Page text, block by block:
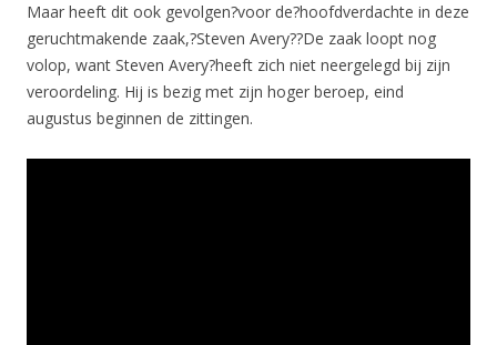
Maar heeft dit ook gevolgen?voor de?hoofdverdachte in deze
geruchtmakende zaak,?Steven Avery??De zaak loopt nog
volop, want Steven Avery?heeft zich niet neergelegd bij zijn
veroordeling. Hij is bezig met zijn hoger beroep, eind
augustus beginnen de zittingen.